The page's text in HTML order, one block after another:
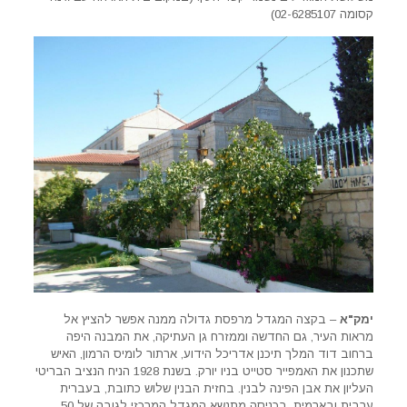
קסומה 02-6285107)
ימק"א– בקצה המגדל מרפסת גדולה ממנה אפשר להציץ אל
מראות העיר, גם החדשה וממזרח גן העתיקה, את המבנה היפה
ברחוב דוד המלך תיכנן אדריכל הידוע, ארתור לומיס הרמון, האיש
שתכנון את האמפייר סטייט בניו יורק. בשנת 1928 הניח הנציב הבריטי
העליון את אבן הפינה לבנין. בחזית הבנין שלוש כתובת, בעברית